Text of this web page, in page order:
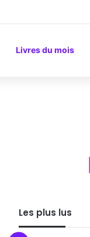
Livres du mois
Les plus lus